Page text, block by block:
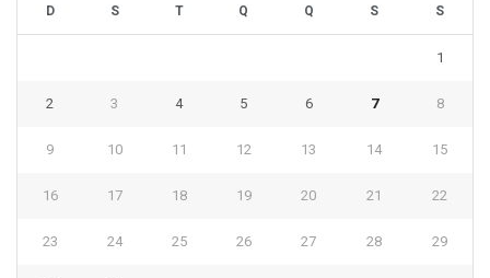
D S T Q Q S S
1
2 3 4 5 6 7 8
9 10 11 12 13 14 15
16 17 18 19 20 21 22
23 24 25 26 27 28 29